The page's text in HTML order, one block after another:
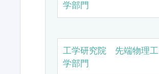
学部門
工学研究院 先端物理工
学部門